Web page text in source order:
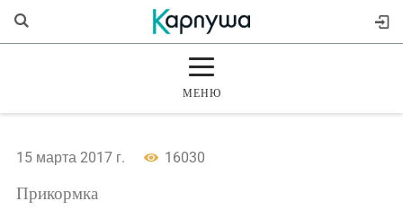
МЕНЮ
15 марта 2017 г. 16030
Прикормка